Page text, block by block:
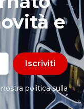
e
Iscriviti
politica sulla